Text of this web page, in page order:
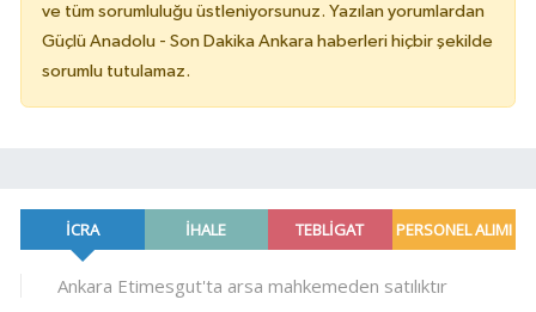
ve tüm sorumluluğu üstleniyorsunuz. Yazılan yorumlardan
Güçlü Anadolu - Son Dakika Ankara haberleri hiçbir şekilde
sorumlu tutulamaz.